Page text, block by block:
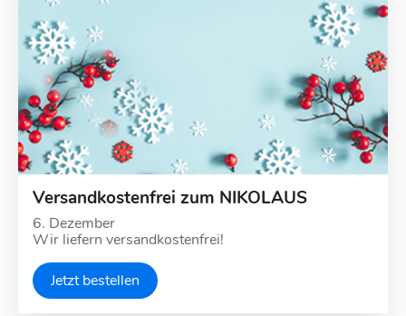
Versandkostenfrei zum NIKOLAUS
6. Dezember
Wir liefern versandkostenfrei!
Jetzt bestellen